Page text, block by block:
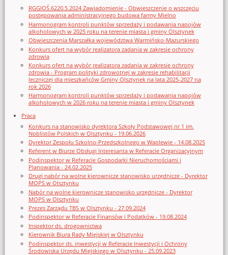
RGGIOŚ.6220.5.2024 Zawiadomienie - Obwieszczenie o wszczęciu
postępowania administracyjnego budowa farmy Mielno
Harmonogram kontroli punktów sprzedaży i podawania napojów
alkoholowych w 2025 roku na terenie miasta i gminy Olsztynek
Obwieszczenia Marszałka województwa Warmińsko-Mazurskiego
Konkurs ofert na wybór realizatora zadania w zakresie ochrony
zdrowia
Konkurs ofert na wybór realizatora zadania w zakresie ochrony
zdrowia - Program polityki zdrowotnej w zakresie rehabilitacji
leczniczej dla mieszkańców Gminy Olsztynek na lata 2025-2027 na
rok 2026
Harmonogram kontroli punktów sprzedaży i podawania napojów
alkoholowych w 2026 roku na terenie miasta i gminy Olsztynek
Praca
Konkurs na stanowisko dyrektora Szkoły Podstawowej nr 1 im.
Noblistów Polskich w Olsztynku - 19.06.2026
Dyrektor Zespołu Szkolno-Przedszkolnego w Waplewie - 14.08.2025
Referent w Biurze Obsługi Interesanta w Referacie Organizacyjnym
Podinspektor w Referacie Gospodarki Nieruchomościami i
Planowania - 24.02.2025
Drugi nabór na wolne kierownicze stanowisko urzędnicze - Dyrektor
MOPS w Olsztynku
Nabór na wolne kierownicze stanowisko urzędnicze - Dyrektor
MOPS w Olsztynku
Prezes Zarządu TBS w Olsztynku - 27.09.2024
Podinspektor w Referacie Finansów i Podatków - 19.08.2024
Inspektor ds. drogownictwa
Kierownik Biura Rady Miejskiej w Olsztynku
Podinspektor ds. inwestycji w Referacie Inwestycji i Ochrony
Środowiska Urzędu Miejskiego w Olsztynku - 25.09.2023